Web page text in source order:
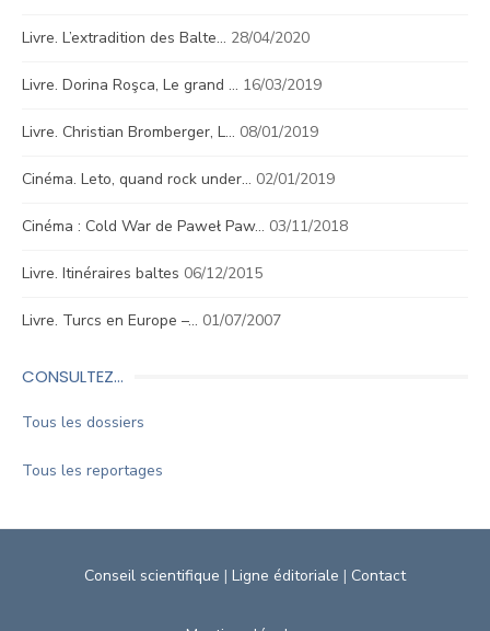
Livre. L’extradition des Balte… 28/04/2020
Livre. Dorina Roşca, Le grand … 16/03/2019
Livre. Christian Bromberger, L… 08/01/2019
Cinéma. Leto, quand rock under… 02/01/2019
Cinéma : Cold War de Paweł Paw… 03/11/2018
Livre. Itinéraires baltes 06/12/2015
Livre. Turcs en Europe –… 01/07/2007
CONSULTEZ…
Tous les dossiers
Tous les reportages
Conseil scientifique | Ligne éditoriale | Contact